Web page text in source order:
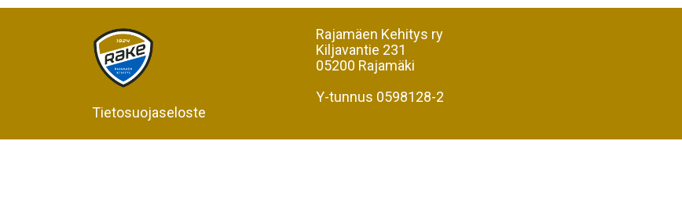
Tietosuojaseloste
Rajamäen Kehitys ry
Kiljavantie 231
05200 Rajamäki
Y-tunnus 0598128-2